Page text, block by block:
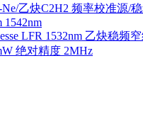
乙炔C2H2 频率校准源/
1542nm
LFR 1532nm 乙炔稳频
绝对精度 2MHz